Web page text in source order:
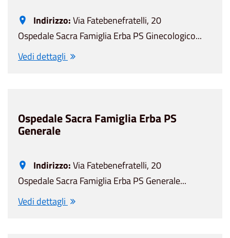
Indirizzo:Via Fatebenefratelli, 20
Ospedale Sacra Famiglia Erba PS Ginecologico...
Vedi dettagli
Ospedale Sacra Famiglia Erba PS
Generale
Indirizzo:Via Fatebenefratelli, 20
Ospedale Sacra Famiglia Erba PS Generale...
Vedi dettagli